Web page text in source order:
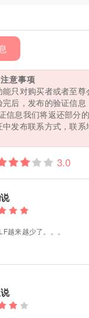
意事项
只对购买者或者至尊
后，发布的验证信
信息我们将返还部分的
发布联系方式，联系
越来越少了。。。